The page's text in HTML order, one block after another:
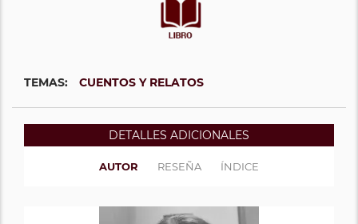
TEMAS: CUENTOS Y RELATOS
DETALLES ADICIONALES
AUTOR RESEÑA ÍNDICE